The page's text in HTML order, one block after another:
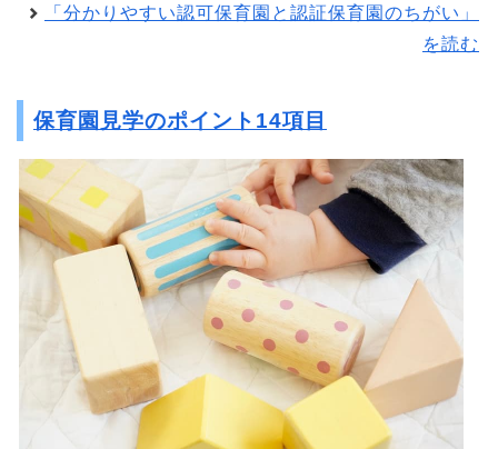
「分かりやすい認可保育園と認証保育園のちがい」
を読む
保育園見学のポイント14項目